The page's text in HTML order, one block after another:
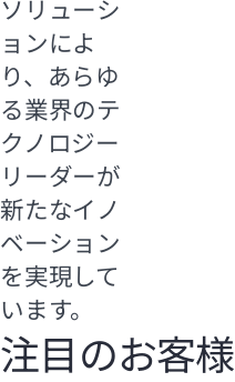
ソリューシ
ョンによ
り、あらゆ
る業界のテ
クノロジー
リーダーが
新たなイノ
ベーション
を実現して
います。
注目のお客様